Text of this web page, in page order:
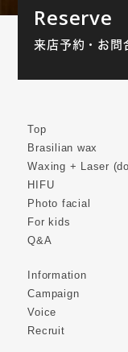
Reserve
来店予約・お問
Top
Brasilian wax
Waxing + Laser
HIFU
Photo facial
For kids
Q&A
Information
Campaign
Voice
Recruit